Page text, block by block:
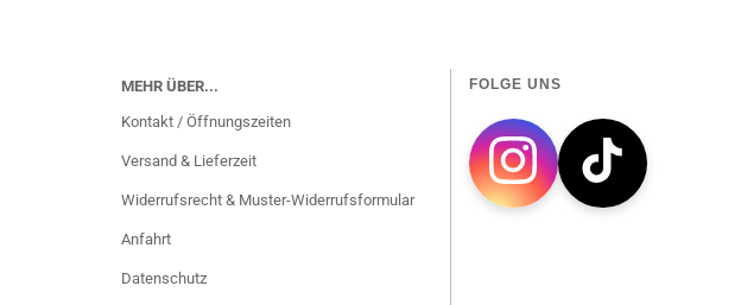
MEHR ÜBER...
Kontakt / Öffnungszeiten
Versand & Lieferzeit
Widerrufsrecht & Muster-Widerrufsformular
Anfahrt
Datenschutz
FOLGE UNS